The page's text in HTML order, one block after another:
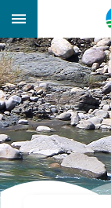
跳到主要內容區塊
:::